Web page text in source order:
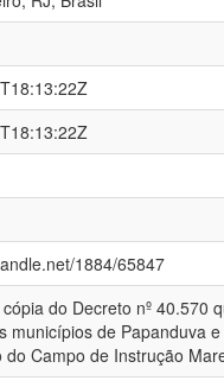
1884/65847
do Decreto nº 40.570
municípios de Papanduva
do Campo de Instrução